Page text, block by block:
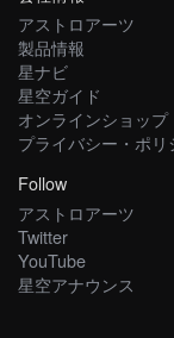
アストロアーツ
製品情報
星ナビ
星空ガイド
オンラインショップ
プライバシー・ポリ
Follow
アストロアーツ
Twitter
YouTube
星空アナウンス